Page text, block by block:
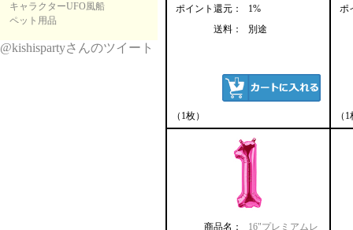
キャラクターUFO風船
ペット用品
@kishispartyさんのツイート
ポイント還元：
1%
送料：
別途
（1枚）
ポ
（
商品名：
16"プレミアムレ